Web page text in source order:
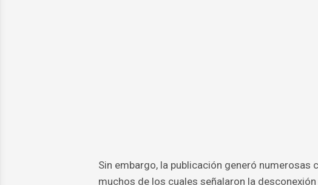
Sin embargo, la publicación generó
muchos de los cuales señalaron la